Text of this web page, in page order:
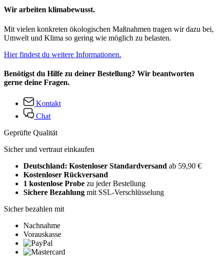
Wir arbeiten klimabewusst.
Mit vielen konkreten ökologischen Maßnahmen tragen wir dazu bei,
Umwelt und Klima so gering wie möglich zu belasten.
Hier findest du weitere Informationen.
Benötigst du Hilfe zu deiner Bestellung? Wir beantworten
gerne deine Fragen.
Kontakt
Chat
Geprüfte Qualität
Sicher und vertraut einkaufen
Deutschland: Kostenloser Standardversand ab 59,90 €
Kostenloser Rückversand
1 kostenlose Probe zu jeder Bestellung
Sichere Bezahlung mit SSL-Verschlüsselung
Sicher bezahlen mit
Nachnahme
Vorauskasse